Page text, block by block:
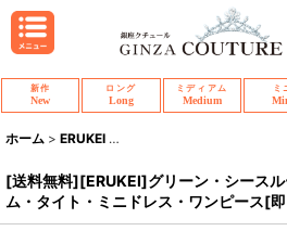
新作
New
ロング
Long
ミディアム
Medium
ミ
ホーム > ERUKEI >
[送料無料][ERUKEI]グリーン・シース
ム・タイト・ミニドレス・ワンピース[